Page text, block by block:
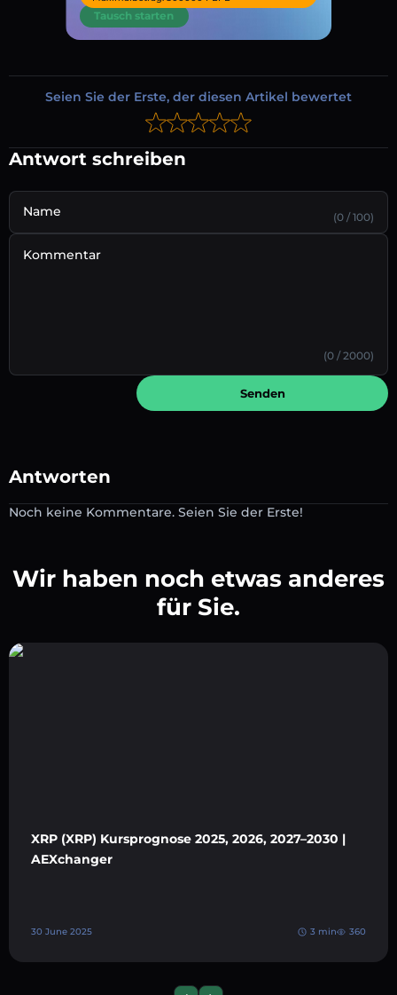
Tausch starten
Seien Sie der Erste, der diesen Artikel bewertet
Antwort schreiben
Name (0 / 100)
Kommentar
(0 / 2000)
Senden
Antworten
Noch keine Kommentare. Seien Sie der Erste!
Wir haben noch etwas anderes
für Sie.
XRP (XRP) Kursprognose 2025, 2026, 2027–2030 |
AEXchanger
30 June 2025 3 min 360